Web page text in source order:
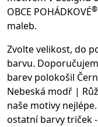
OBCE POHÁDKOVÉ®
maleb.
Zvolte velikost, do
barvu.
barev polokošil
Nebeská modř |
naše motivy
ostatní barvy triček